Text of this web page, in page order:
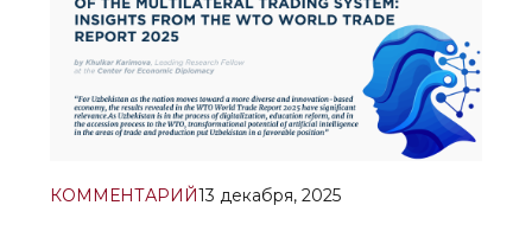
КОММЕНТАРИЙ13 декабря, 2025